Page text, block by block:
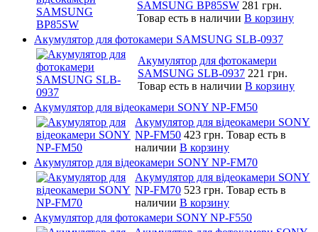
SAMSUNG BP85SW 281 грн.
Товар есть в наличии В корзину
Акумулятор для фотокамери SAMSUNG SLB-0937
Акумулятор для фотокамери
SAMSUNG SLB-0937 221 грн.
Товар есть в наличии В корзину
Акумулятор для відеокамери SONY NP-FM50
Акумулятор для відеокамери SONY
NP-FM50 423 грн. Товар есть в
наличии В корзину
Акумулятор для відеокамери SONY NP-FM70
Акумулятор для відеокамери SONY
NP-FM70 523 грн. Товар есть в
наличии В корзину
Акумулятор для фотокамери SONY NP-F550